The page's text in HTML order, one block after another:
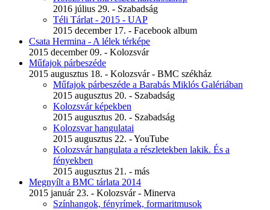
2016 július 29. - Szabadság
Téli Tárlat - 2015 - UAP
2015 december 17. - Facebook album
Csata Hermina - A lélek térképe
2015 december 09. - Kolozsvár
Műfajok párbeszéde
2015 augusztus 18. - Kolozsvár - BMC székház
Műfajok párbeszéde a Barabás Miklós Galériában
2015 augusztus 20. - Szabadság
Kolozsvár képekben
2015 augusztus 20. - Szabadság
Kolozsvar hangulatai
2015 augusztus 22. - YouTube
Kolozsvár hangulata a részletekben lakik. És a
fényekben
2015 augusztus 21. - más
Megnyílt a BMC tárlata 2014
2015 január 23. - Kolozsvár - Minerva
Színhangok, fényrímek, formaritmusok